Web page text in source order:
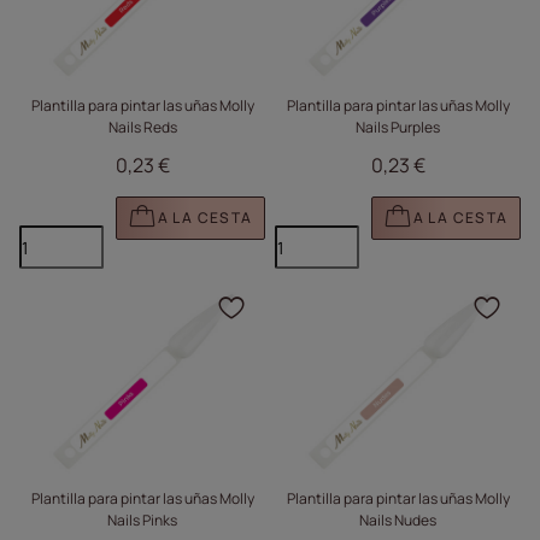
Plantilla para pintar las uñas Molly
Nails Reds
0,23 €
A LA CESTA
Plantilla para pintar las uñas Molly
Nails Purples
0,23 €
A LA CESTA
Plantilla para pintar las uñas Molly
Nails Pinks
Haga clic para añadir
Plantilla para pintar las uñas Molly
Nails Nudes